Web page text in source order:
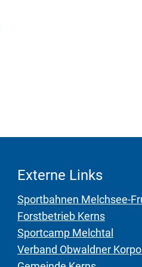
Externe Links
Sportbahnen Melchsee-
Forstbetrieb Kerns
Sportcamp Melchtal
Verband Obwaldner